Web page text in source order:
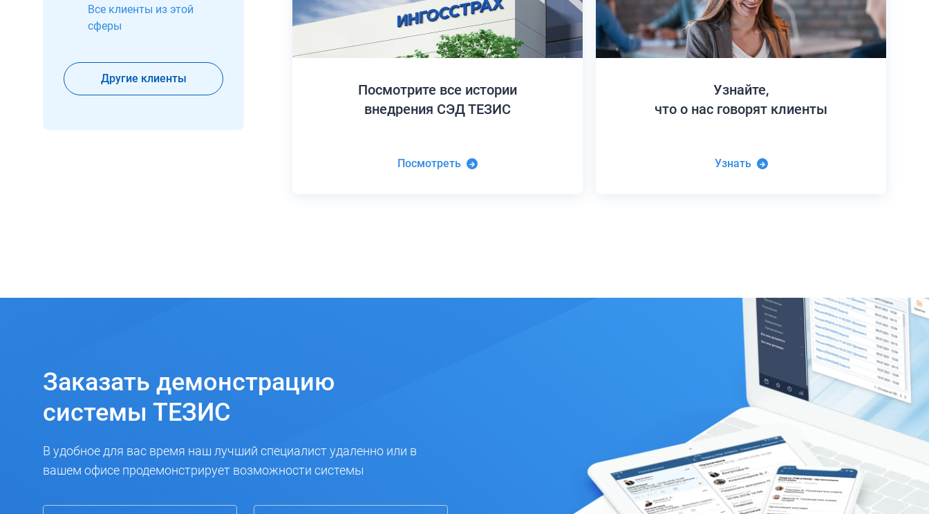
Все клиенты из этой
сферы
Другие клиенты
Посмотрите все истории
внедрения СЭД ТЕЗИС
Посмотреть
Узнайте,
что о нас говорят клиенты
Узнать
Заказать демонстрацию
системы ТЕЗИС
В удобное для вас время наш лучший специалист удаленно или в
вашем офисе продемонстрирует возможности системы